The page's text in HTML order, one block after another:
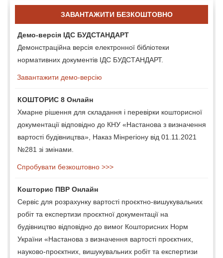
ЗАВАНТАЖИТИ БЕЗКОШТОВНО
Демо-версія ІДС БУДСТАНДАРТ
Демонстраційна версія електронної бібліотеки
нормативних документів ІДС БУДСТАНДАРТ.
Завантажити демо-версію
КОШТОРИС 8 Онлайн
Хмарне рішення для складання і перевірки кошторисної
документації відповідно до КНУ «Настанова з визначення
вартості будівництва», Наказ Мінрегіону від 01.11.2021
№281 зі змінами.
Спробувати безкоштовно >>>
Кошторис ПВР Онлайн
Сервіс для розрахунку вартості проєктно-вишукувальних
робіт та експертизи проєктної документації на
будівництво відповідно до вимог Кошторисних Норм
України «Настанова з визначення вартості проєктних,
науково-проєктних, вишукувальних робіт та експертизи